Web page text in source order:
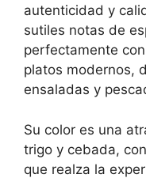
autenticidad y
sutiles notas de
perfectamente
platos modernos,
ensaladas y
Su color es una
trigo y cebada,
que realza la